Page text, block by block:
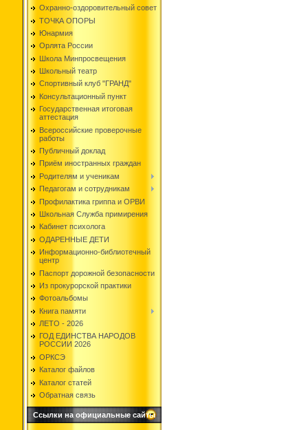
Охранно-оздоровительный совет
ТОЧКА ОПОРЫ
Юнармия
Орлята России
Школа Минпросвещения
Школьный театр
Спортивный клуб "ГРАНД"
Консультационный пункт
Государственная итоговая
аттестация
Всероссийские проверочные
работы
Публичный доклад
Приём иностранных граждан
Родителям и ученикам
Педагогам и сотрудникам
Профилактика гриппа и ОРВИ
Школьная Служба примирения
Кабинет психолога
ОДАРЕННЫЕ ДЕТИ
Информационно-библиотечный
центр
Паспорт дорожной безопасности
Из прокурорской практики
Фотоальбомы
Книга памяти
ЛЕТО - 2026
ГОД ЕДИНСТВА НАРОДОВ
РОССИИ 2026
ОРКСЭ
Каталог файлов
Каталог статей
Обратная связь
Ссылки на официальные сайты